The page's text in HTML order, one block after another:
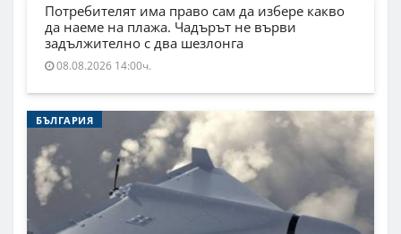
Потребителят има право сам да избере какво
да наеме на плажа. Чадърът не върви
задължително с два шезлонга
08.08.2026 14:00ч.
БЪЛГАРИЯ